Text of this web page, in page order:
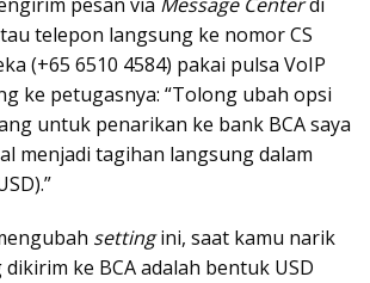
telepon langsung ke nomor CS
(+65 6510 4584) pakai pulsa VoIP
ke petugasnya: “Tolong ubah opsi
untuk penarikan ke bank BCA saya
menjadi tagihan langsung dalam
settingini, saat kamu narik
ke BCA adalah bentuk USD